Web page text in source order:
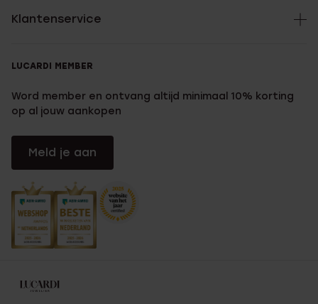
Klantenservice
LUCARDI MEMBER
Word member en ontvang altijd minimaal 10% korting
op al jouw aankopen
Meld je aan